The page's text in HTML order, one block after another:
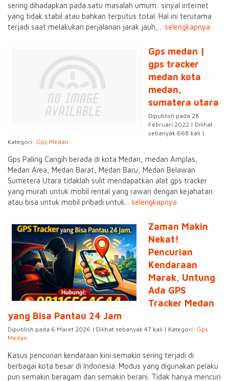
sering dihadapkan pada satu masalah umum: sinyal internet
yang tidak stabil atau bahkan terputus total. Hal ini terutama
terjadi saat melakukan perjalanan jarak jauh,... selengkapnya
Gps medan |
gps tracker
medan kota
medan,
sumatera utara
Dipublish pada 28
Februari 2022 | Dilihat
sebanyak 668 kali |
Kategori: Gps Medan
Gps Paling Cangih berada di kota Medan, medan Amplas,
Medan Area, Medan Barat, Medan Baru, Medan Belawan
Sumetera Utara tidaklah sulit mendapatkan alat gps tracker
yang murah untuk mobil rental yang rawan dengan kejahatan
atau bisa untuk mobil pribadi untuk... selengkapnya
Zaman Makin
Nekat!
Pencurian
Kendaraan
Marak, Untung
Ada GPS
Tracker Medan
yang Bisa Pantau 24 Jam
Dipublish pada 6 Maret 2026 | Dilihat sebanyak 47 kali | Kategori: Gps
Medan
Kasus pencurian kendaraan kini semakin sering terjadi di
berbagai kota besar di Indonesia. Modus yang digunakan pelaku
pun semakin beragam dan semakin berani. Tidak hanya mencuri